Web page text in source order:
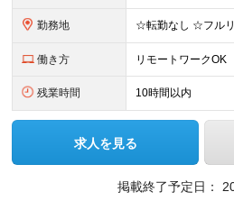
勤務地
働き方 リモートワークOK
残業時間 10時間以内
求人を見る
掲載終了予定日：